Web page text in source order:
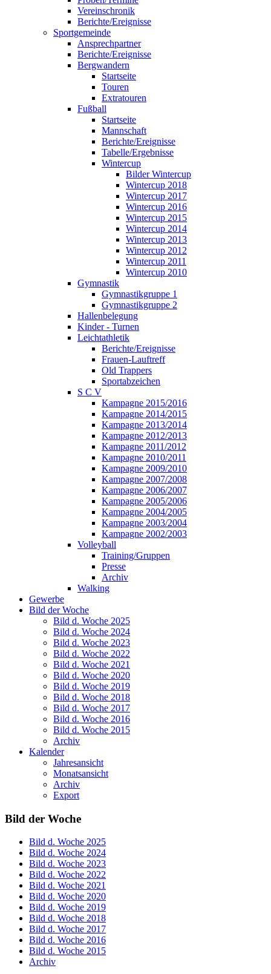
Vereinschronik
Berichte/Ereignisse
Sportgemeinde
Ansprechpartner
Berichte/Ereignisse
Bergwandern
Startseite
Touren
Extratouren
Fußball
Startseite
Mannschaft
Berichte/Ereignisse
Tabelle/Ergebnisse
Wintercup
Bilder Wintercup
Wintercup 2018
Wintercup 2017
Wintercup 2016
Wintercup 2015
Wintercup 2014
Wintercup 2013
Wintercup 2012
Wintercup 2011
Wintercup 2010
Gymnastik
Gymnastikgruppe 1
Gymnastikgruppe 2
Hallenbelegung
Kinder - Turnen
Leichtathletik
Berichte/Ereignisse
Frauen-Lauftreff
Old Trappers
Sportabzeichen
S C V
Kampagne 2015/2016
Kampagne 2014/2015
Kampagne 2013/2014
Kampagne 2012/2013
Kampagne 2011/2012
Kampagne 2010/2011
Kampagne 2009/2010
Kampagne 2007/2008
Kampagne 2006/2007
Kampagne 2005/2006
Kampagne 2004/2005
Kampagne 2003/2004
Kampagne 2002/2003
Volleyball
Training/Gruppen
Presse
Archiv
Walking
Gewerbe
Bild der Woche
Bild d. Woche 2025
Bild d. Woche 2024
Bild d. Woche 2023
Bild d. Woche 2022
Bild d. Woche 2021
Bild d. Woche 2020
Bild d. Woche 2019
Bild d. Woche 2018
Bild d. Woche 2017
Bild d. Woche 2016
Bild d. Woche 2015
Archiv
Kalender
Jahresansicht
Monatsansicht
Archiv
Export
Bild der Woche
Bild d. Woche 2025
Bild d. Woche 2024
Bild d. Woche 2023
Bild d. Woche 2022
Bild d. Woche 2021
Bild d. Woche 2020
Bild d. Woche 2019
Bild d. Woche 2018
Bild d. Woche 2017
Bild d. Woche 2016
Bild d. Woche 2015
Archiv